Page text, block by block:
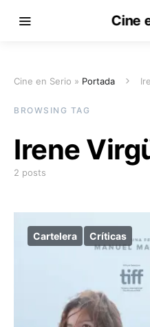
Cine
Cine en Serio » Portada
BROWSING TAG
Irene
2 posts
Cartelera Críticas